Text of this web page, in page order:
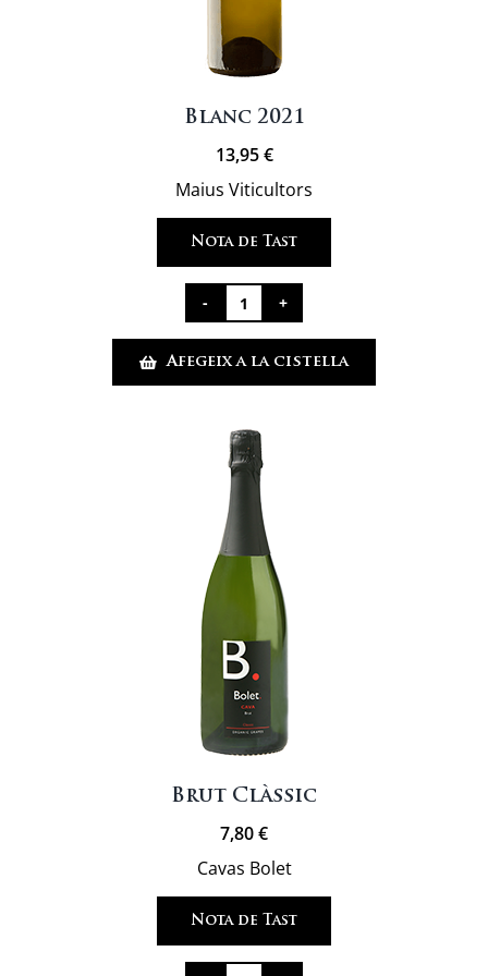
Blanc 2021
13,95€
Maius Viticultors
Nota de Tast
quantitat
de
Blanc
Afegeix a la cistella
Brut Clàssic
7,80€
Cavas Bolet
Nota de Tast